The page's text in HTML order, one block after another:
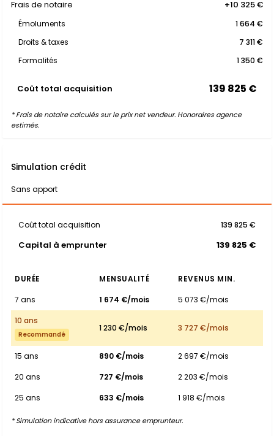
Frais de notaire +10 325 €
Émoluments
1 664 €
Droits & taxes
7 311 €
Formalités
1 350 €
Coût total acquisition 139 825 €
* Frais de notaire calculés sur le prix net vendeur. Honoraires agence
estimés.
Simulation crédit
Sans apport
Coût total acquisition 139 825 €
Capital à emprunter 139 825 €
DURÉE MENSUALITÉ
REVENUS MIN.
7 ans
1 674 €/mois
5 073 €/mois
10 ans
Recommandé
1 230 €/mois 3 727 €/mois
15 ans 890 €/mois
2 697 €/mois
20 ans
727 €/mois
2 203 €/mois
25 ans
633 €/mois 1 918 €/mois
* Simulation indicative hors assurance emprunteur.